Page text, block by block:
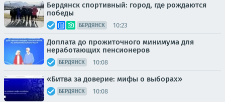
Бердянск спортивный: город, где рождаются
победы
БЕРДЯНСК 10:23
Доплата до прожиточного минимума для
неработающих пенсионеров
БЕРДЯНСК 10:08
«Битва за доверие: мифы о выборах»
БЕРДЯНСК 10:08